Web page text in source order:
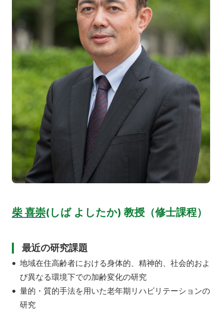
柴 喜崇(しば よしたか) 教授（修士課程）
最近の研究課題
地域在住高齢者における身体的、精神的、社会的およ
び異なる環境下での加齢変化の研究
量的・質的手法を用いた老年期リハビリテーションの
研究